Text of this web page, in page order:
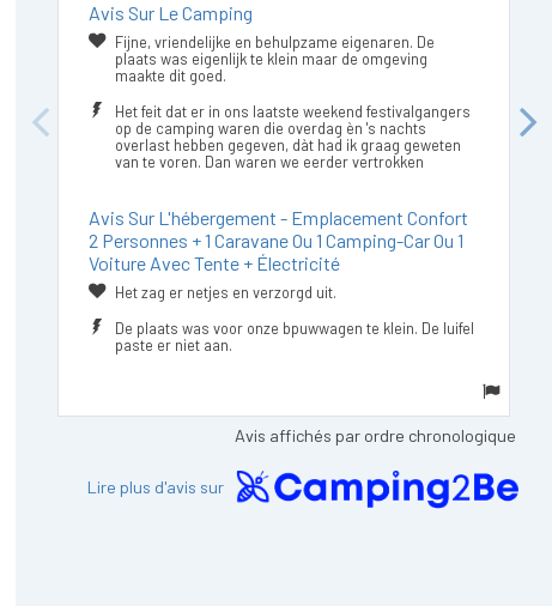
Previous
Avis Sur Le Camping
Fijne, vriendelijke en behulpzame eigenaren. De
plaats was eigenlijk te klein maar de omgeving
maakte dit goed.
Het feit dat er in ons laatste weekend festivalgangers
op de camping waren die overdag èn 's nachts
overlast hebben gegeven, dàt had ik graag geweten
van te voren. Dan waren we eerder vertrokken
Avis Sur L'hébergement - Emplacement Confort
2 Personnes + 1 Caravane Ou 1 Camping-Car Ou 1
Voiture Avec Tente + Électricité
Het zag er netjes en verzorgd uit.
De plaats was voor onze bpuwwagen te klein. De luifel
paste er niet aan.
Next
Avis affichés par ordre chronologique
Lire plus d'avis sur